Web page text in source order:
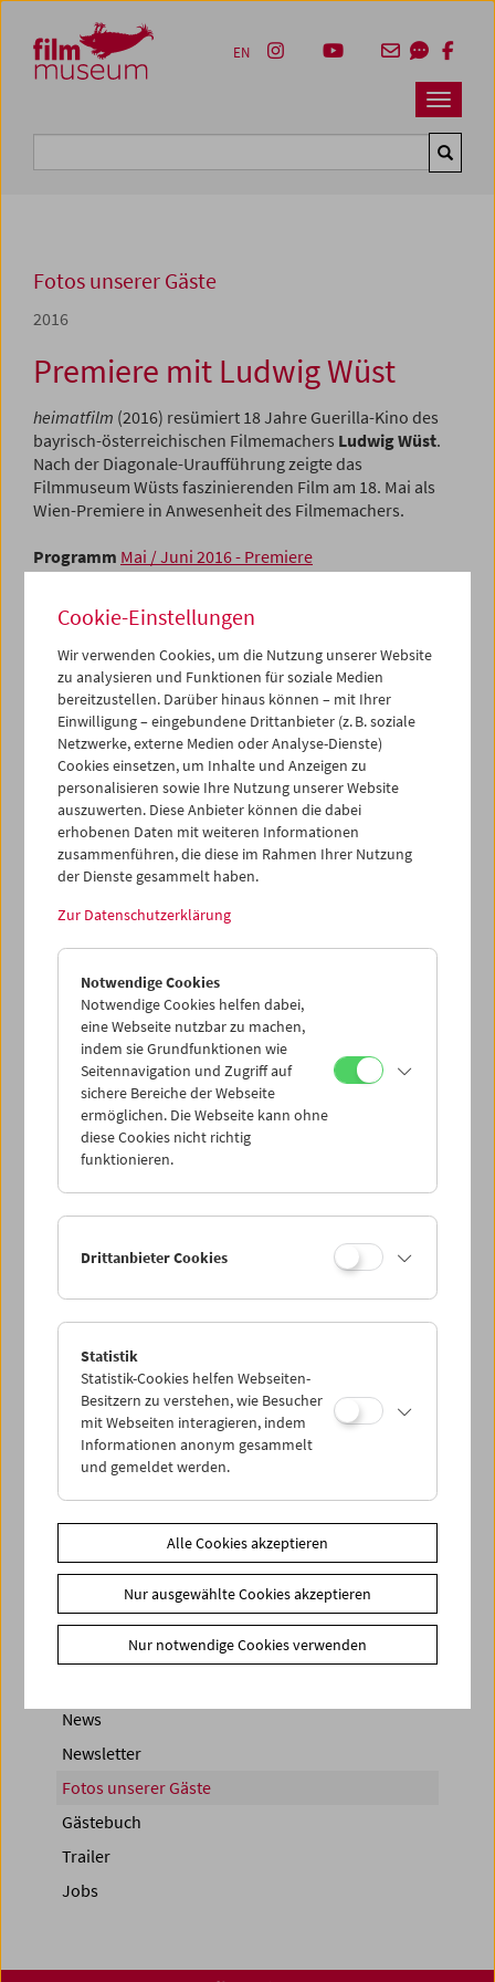
Zum Inhalt
Zum Hauptmenü
Zur Servicenavigation
Zum Suche
Navbar
EN
Fotos unserer Gäste
2016
Premiere mit Ludwig Wüst
heimatfilm (2016) resümiert 18 Jahre Guerilla-Kino des
bayrisch-österreichischen Filmemachers Ludwig Wüst.
Nach der Diagonale-Uraufführung zeigte das
Filmmuseum Wüsts faszinierenden Film am 18. Mai als
Wien-Premiere in Anwesenheit des Filmemachers.
Programm Mai / Juni 2016 - Premiere
< zurück zur Übersicht
News
Newsletter
Fotos unserer Gäste
Gästebuch
Trailer
Jobs
Cookie-Einstellungen
Wir verwenden Cookies, um die Nutzung unserer Website
zu analysieren und Funktionen für soziale Medien
bereitzustellen. Darüber hinaus können – mit Ihrer
Einwilligung – eingebundene Drittanbieter (z. B. soziale
Netzwerke, externe Medien oder Analyse-Dienste)
Cookies einsetzen, um Inhalte und Anzeigen zu
personalisieren sowie Ihre Nutzung unserer Website
auszuwerten. Diese Anbieter können die dabei
erhobenen Daten mit weiteren Informationen
zusammenführen, die diese im Rahmen Ihrer Nutzung
der Dienste gesammelt haben.
Zur Datenschutzerklärung
Notwendige Cookies
Notwendige Cookies helfen dabei,
eine Webseite nutzbar zu machen,
indem sie Grundfunktionen wie
Seitennavigation und Zugriff auf
sichere Bereiche der Webseite
ermöglichen. Die Webseite kann ohne
diese Cookies nicht richtig
funktionieren.
Drittanbieter Cookies
Statistik
Statistik-Cookies helfen Webseiten-
Besitzern zu verstehen, wie Besucher
mit Webseiten interagieren, indem
Informationen anonym gesammelt
und gemeldet werden.
Alle Cookies akzeptieren
Nur ausgewählte Cookies akzeptieren
Nur notwendige Cookies verwenden